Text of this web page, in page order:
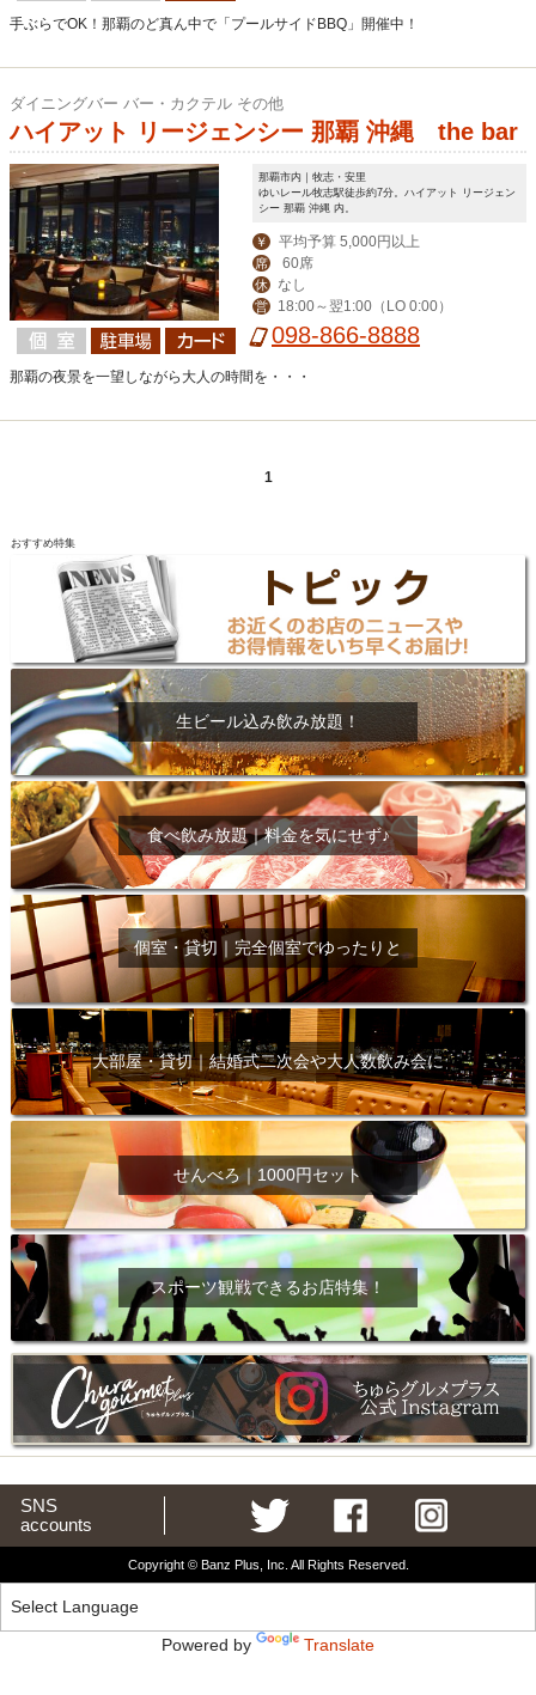
手ぶらでOK！那覇のど真ん中で「プールサイドBBQ」開催中！
ダイニングバー バー・カクテル その他
ハイアット リージェンシー 那覇 沖縄 the bar
那覇市内｜牧志・安里
ゆいレール牧志駅徒歩約7分。ハイアット リージェン
シー 那覇 沖縄 内。
￥ 平均予算 5,000円以上
席 60席
休 なし
営 18:00～翌1:00（LO 0:00）
098-866-8888
那覇の夜景を一望しながら大人の時間を・・・
1
おすすめ特集
生ビール込み飲み放題！
食べ飲み放題｜料金を気にせず♪
個室・貸切｜完全個室でゆったりと
大部屋・貸切｜結婚式二次会や大人数飲み会に
せんべろ｜1000円セット
スポーツ観戦できるお店特集！
SNS
accounts
Copyright © Banz Plus, Inc. All Rights Reserved.
Powered by Translate